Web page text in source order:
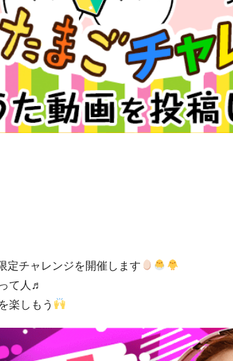
定チャレンジを開催します
て人♬
楽しもう